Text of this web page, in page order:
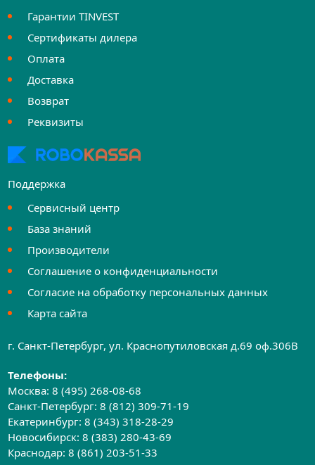
Гарантии TINVEST
Сертификаты дилера
Оплата
Доставка
Возврат
Реквизиты
Поддержка
Сервисный центр
База знаний
Производители
Соглашение о конфиденциальности
Согласие на обработку персональных данных
Карта сайта
г. Санкт-Петербург, ул. Краснопутиловская д.69 оф.306B
Телефоны:
Москва:8 (495) 268-08-68
Санкт-Петербург:8 (812) 309-71-19
Екатеринбург:8 (343) 318-28-29
Новосибирск:8 (383) 280-43-69
Краснодар:8 (861) 203-51-33